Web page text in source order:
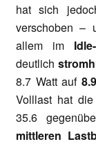
hat sich
verschoben –
allem im
deutlich
8.7 Watt auf
Volllast hat die
35.6
mittleren